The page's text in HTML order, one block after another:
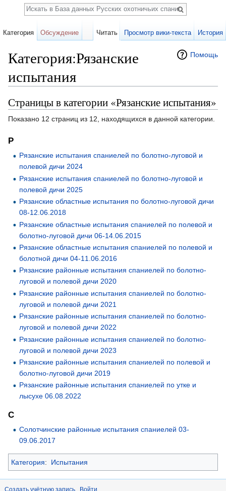
Помощь
Категория:Рязанские
испытания
Страницы в категории «Рязанские испытания»
Показано 12 страниц из 12, находящихся в данной категории.
Р
Рязанские испытания спаниелей по болотно-луговой и
полевой дичи 2024
Рязанские испытания спаниелей по болотно-луговой и
полевой дичи 2025
Рязанские областные испытания по болотно-луговой дичи
08-12.06.2018
Рязанские областные испытания спаниелей по полевой и
болотно-луговой дичи 06-14.06.2015
Рязанские областные испытания спаниелей по полевой и
болотной дичи 04-11.06.2016
Рязанские районные испытания спаниелей по болотно-
луговой и полевой дичи 2020
Рязанские районные испытания спаниелей по болотно-
луговой и полевой дичи 2021
Рязанские районные испытания спаниелей по болотно-
луговой и полевой дичи 2022
Рязанские районные испытания спаниелей по болотно-
луговой и полевой дичи 2023
Рязанские районные испытания спаниелей по полевой и
болотно-луговой дичи 2019
Рязанские районные испытания спаниелей по утке и
лысухе 06.08.2022
С
Солотчинские районные испытания спаниелей 03-
09.06.2017
Категория: Испытания
Категория Обсуждение Читать Просмотр вики-текста История
Поиск